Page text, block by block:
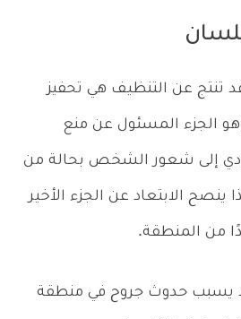
تنتج عن التنظيف هي تحفيز
الجزء المسئول عن منع
يؤدي إلى شعور الشخص بحالة من
ينصح الابتعاد عن الجزء الأخير
من المنطقة.
قد يسبب حدوث جروح في منطقة